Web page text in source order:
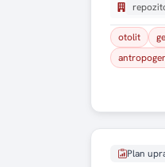
otolit
Plan